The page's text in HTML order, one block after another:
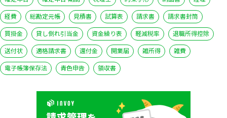
経費
総勘定元帳 見積書 試算表 請求書
請求書封筒
買掛金
貸し倒れ引当金 資金繰り表 軽減税率
退職所得控除
送付状
適格請求書 還付金 開業届 雑所得
雑費
電子帳簿保存法
青色申告 領収書